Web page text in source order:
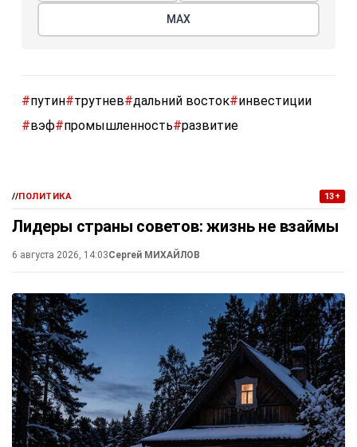
МАХ
#путин#трутнев#дальний восток#инвестиции
#вэф#промышленность#развитие
//ПОЛИТИКА 13+
Лидеры страны советов: жизнь не взаймы
6 августа 2026, 14:03Сергей МИХАЙЛОВ